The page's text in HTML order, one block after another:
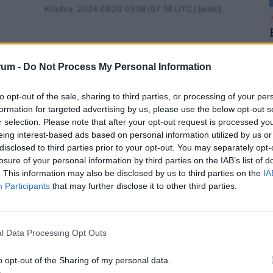
- Do Not Process My Personal Information
opt-out of the sale, sharing to third parties, or processing of your
for targeted advertising by us, please use the below opt-out
selection. Please note that after your opt-out request is processed
interest-based ads based on personal information utilized by us
to third parties prior to your opt-out. You may separately
of your personal information by third parties on the IAB’s list of
This information may also be disclosed by us to third parties on the
Participants that may further disclose it to other third parties.
Data Processing Opt Outs
opt-out of the Sharing of my personal data.
melyben leírta, hogy eddig minden rendben
15 órakor hozza meg a
továbbra is figyeljék az
útnak indulnak